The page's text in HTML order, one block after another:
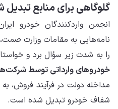
گلوگاهی برای منابع
انجمن واردکنندگان خودرو
نامه‌هایی به مقامات وزارت
را به شدت زیر سؤال برد و
خودروهای وارداتی توسط
مداخله دولت در فرآیند فروش،
شفاف خودرو تبدیل شده است.